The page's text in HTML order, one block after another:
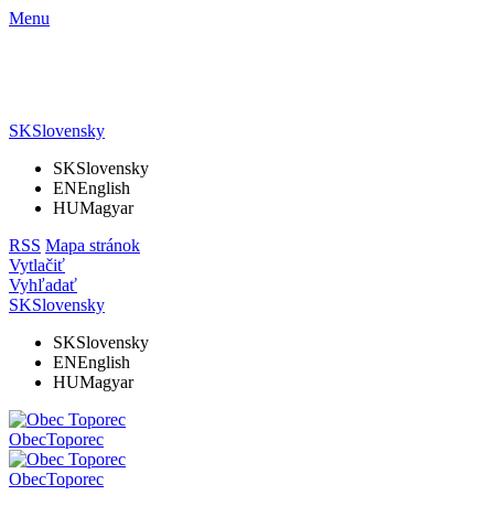
Menu
SKSlovensky
SKSlovensky
ENEnglish
HUMagyar
RSS Mapa stránok
Vytlačiť
Vyhľadať
SKSlovensky
SKSlovensky
ENEnglish
HUMagyar
ObecToporec
ObecToporec